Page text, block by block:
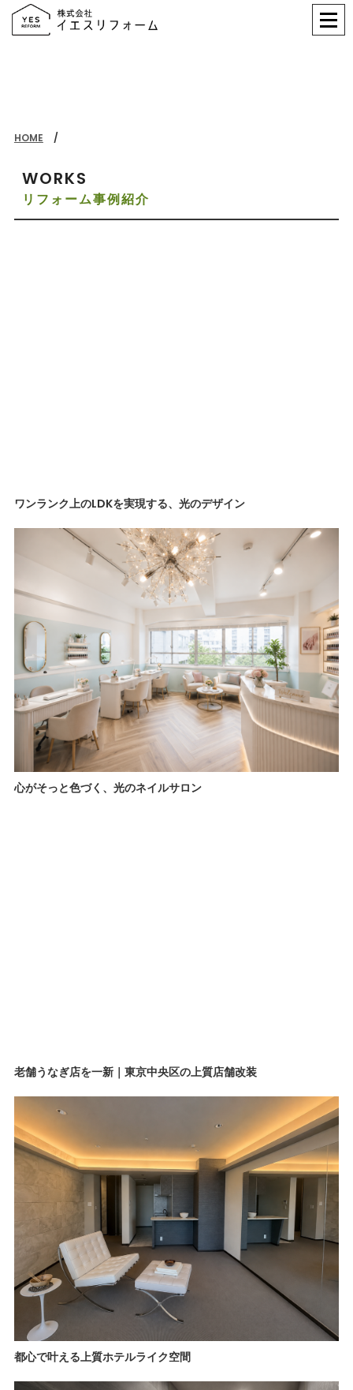
HOME
WORKS
リフォーム事例紹介
ワンランク上のLDKを実現する、光のデザイン
心がそっと色づく、光のネイルサロン
老舗うなぎ店を一新｜東京中央区の上質店舗改装
都心で叶える上質ホテルライク空間